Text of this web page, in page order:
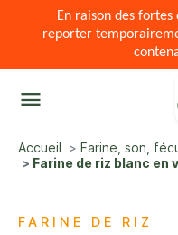
En raison des fortes
reporter
menu
Accueil Farine, son,
Farine de riz blanc en
FARINE DE RIZ